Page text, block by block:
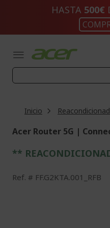
HASTA 500€
Inicio
Acer Router 5G |
**
Ref. FF.G2KTA.001_RFB